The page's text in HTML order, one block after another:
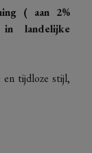
( aan 2%
in landelijke
en tijdloze stijl,